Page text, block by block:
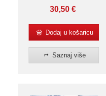
30,50€
Dodaj u košaricu
Saznaj više